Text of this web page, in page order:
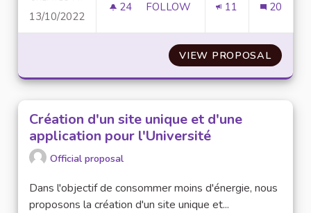
13/10/2022
24 24 FOLLOWERS
FOLLOW 11 20
VIEW PROPOSAL
Création d'un site unique et d'une
application pour l'Université
Official proposal
Dans l'objectif de consommer moins d'énergie, nous
proposons la création d'un site unique et...